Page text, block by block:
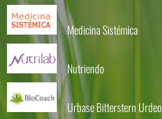
Medicina Sistémica
Nutriendo
Urbase Bitterstern Urdeo